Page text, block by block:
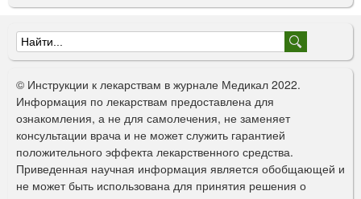
Ф
о
р
м
а
п
© Инструкции к лекарствам в журнале Медикал 2022.
Информация по лекарствам предоставлена для
ознакомления, а не для самолечения, не заменяет
консультации врача и не может служить гарантией
положительного эффекта лекарственного средства.
Приведенная научная информация является обобщающей и
не может быть использована для принятия решения о